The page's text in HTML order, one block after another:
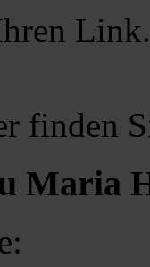
finden
Maria